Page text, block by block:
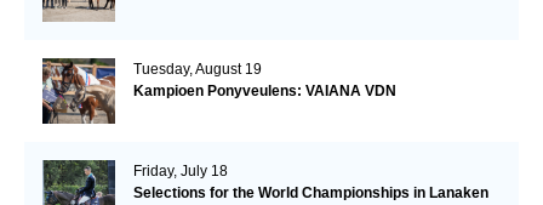
Tuesday, August 19
Kampioen Ponyveulens: VAIANA VDN
Friday, July 18
Selections for the World Championships in Lanaken